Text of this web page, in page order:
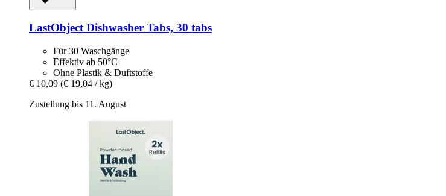
LastObjectDishwasher Tabs, 30 tabs
Für 30 Waschgänge
Effektiv ab 50°C
Ohne Plastik & Duftstoffe
€ 10,09 (€ 19,04 / kg)
Zustellung bis 11. August